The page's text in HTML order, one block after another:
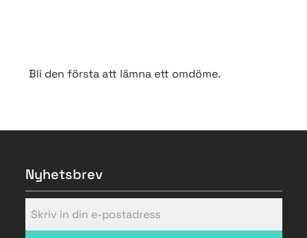
Bli den första att lämna ett omdöme.
Nyhetsbrev